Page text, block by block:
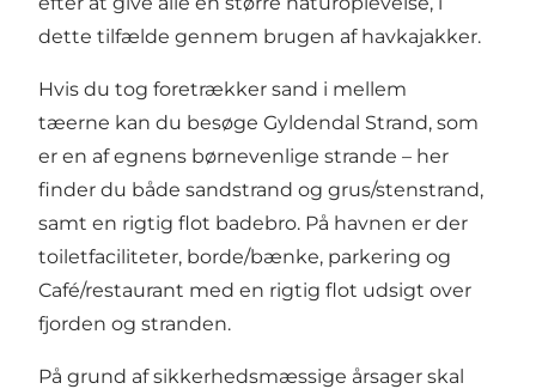
dette tilfælde gennem brugen af havkajakker.
Hvis du tog foretrækker sand i mellem
tæerne kan du besøge Gyldendal Strand, som
er en af egnens børnevenlige strande – her
finder du både sandstrand og grus/stenstrand,
samt en rigtig flot badebro. På havnen er der
toiletfaciliteter, borde/bænke, parkering og
Café/restaurant med en rigtig flot udsigt over
fjorden og stranden.
På grund af sikkerhedsmæssige årsager skal